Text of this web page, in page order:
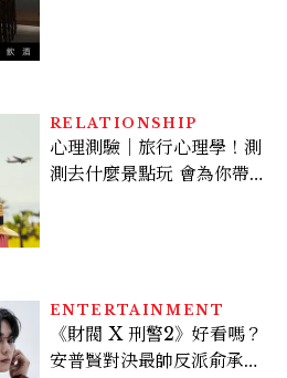
RELATIONSHIP
心理測驗｜旅行心理學！測
測去什麼景點玩 會為你帶來
ENTERTAINMENT
《財閥 X 刑警2》好看嗎？
安普賢對決最帥反派俞承